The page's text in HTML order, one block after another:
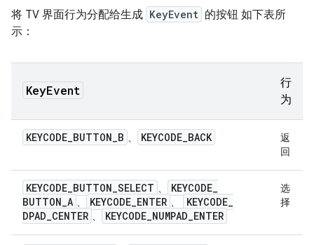
将 TV 界面行为分配给生成 KeyEvent 的按钮 如下表所
示：
KeyEvent
行
为
KEYCODE_BUTTON_B 、 KEYCODE_BACK
返
回
KEYCODE_BUTTON_SELECT 、 KEYCODE_
BUTTON_A 、 KEYCODE_ENTER 、 KEYCODE_
DPAD_CENTER 、 KEYCODE_NUMPAD_ENTER
选
择